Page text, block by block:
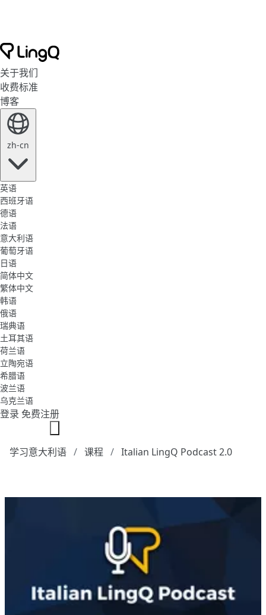
关于我们
收费标准
博客
zh-cn
英语
西班牙语
德语
法语
意大利语
葡萄牙语
日语
简体中文
繁体中文
韩语
俄语
瑞典语
土耳其语
荷兰语
立陶宛语
希腊语
波兰语
乌克兰语
登录 免费注册
学习意大利语 课程 Italian LingQ Podcast 2.0